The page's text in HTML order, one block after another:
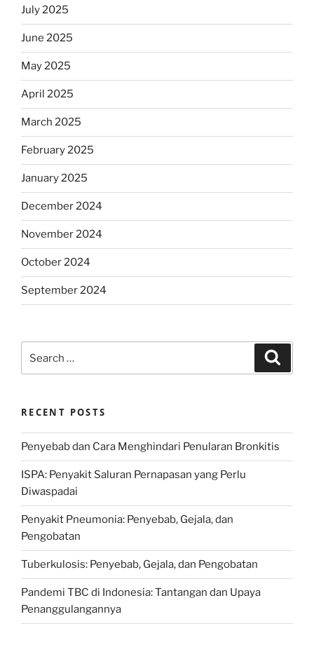
July 2025
June 2025
May 2025
April 2025
March 2025
February 2025
January 2025
December 2024
November 2024
October 2024
September 2024
for:
RECENT POSTS
Penyebab dan Cara Menghindari Penularan Bronkitis
ISPA: Penyakit Saluran Pernapasan yang Perlu
Diwaspadai
Penyakit Pneumonia: Penyebab, Gejala, dan
Pengobatan
Tuberkulosis: Penyebab, Gejala, dan Pengobatan
Pandemi TBC di Indonesia: Tantangan dan Upaya
Penanggulangannya